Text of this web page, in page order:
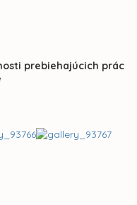
prebiehajúcich prác